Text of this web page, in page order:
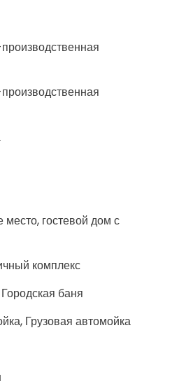
гостевой дом с
комплекс
баня
Грузовая автомойка